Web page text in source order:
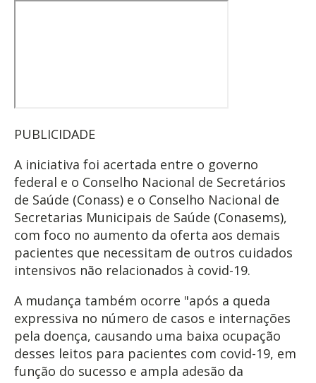
PUBLICIDADE
A iniciativa foi acertada entre o governo
federal e o Conselho Nacional de Secretários
de Saúde (Conass) e o Conselho Nacional de
Secretarias Municipais de Saúde (Conasems),
com foco no aumento da oferta aos demais
pacientes que necessitam de outros cuidados
intensivos não relacionados à covid-19.
A mudança também ocorre "após a queda
expressiva no número de casos e internações
pela doença, causando uma baixa ocupação
desses leitos para pacientes com covid-19, em
função do sucesso e ampla adesão da